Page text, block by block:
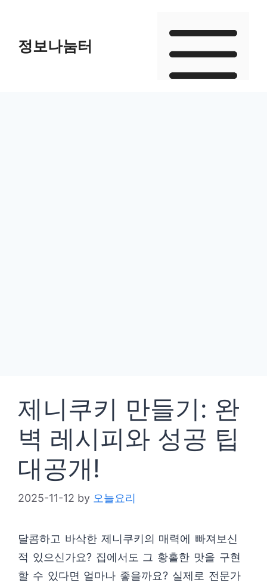
content정보나눔터
제니쿠키 만들기: 완
벽 레시피와 성공 팁
대공개!
2025-11-12 by 오늘요리
달콤하고 바삭한 제니쿠키의 매력에 빠져보신
적 있으신가요? 집에서도 그 황홀한 맛을 구현
할 수 있다면 얼마나 좋을까요? 실제로 전문가